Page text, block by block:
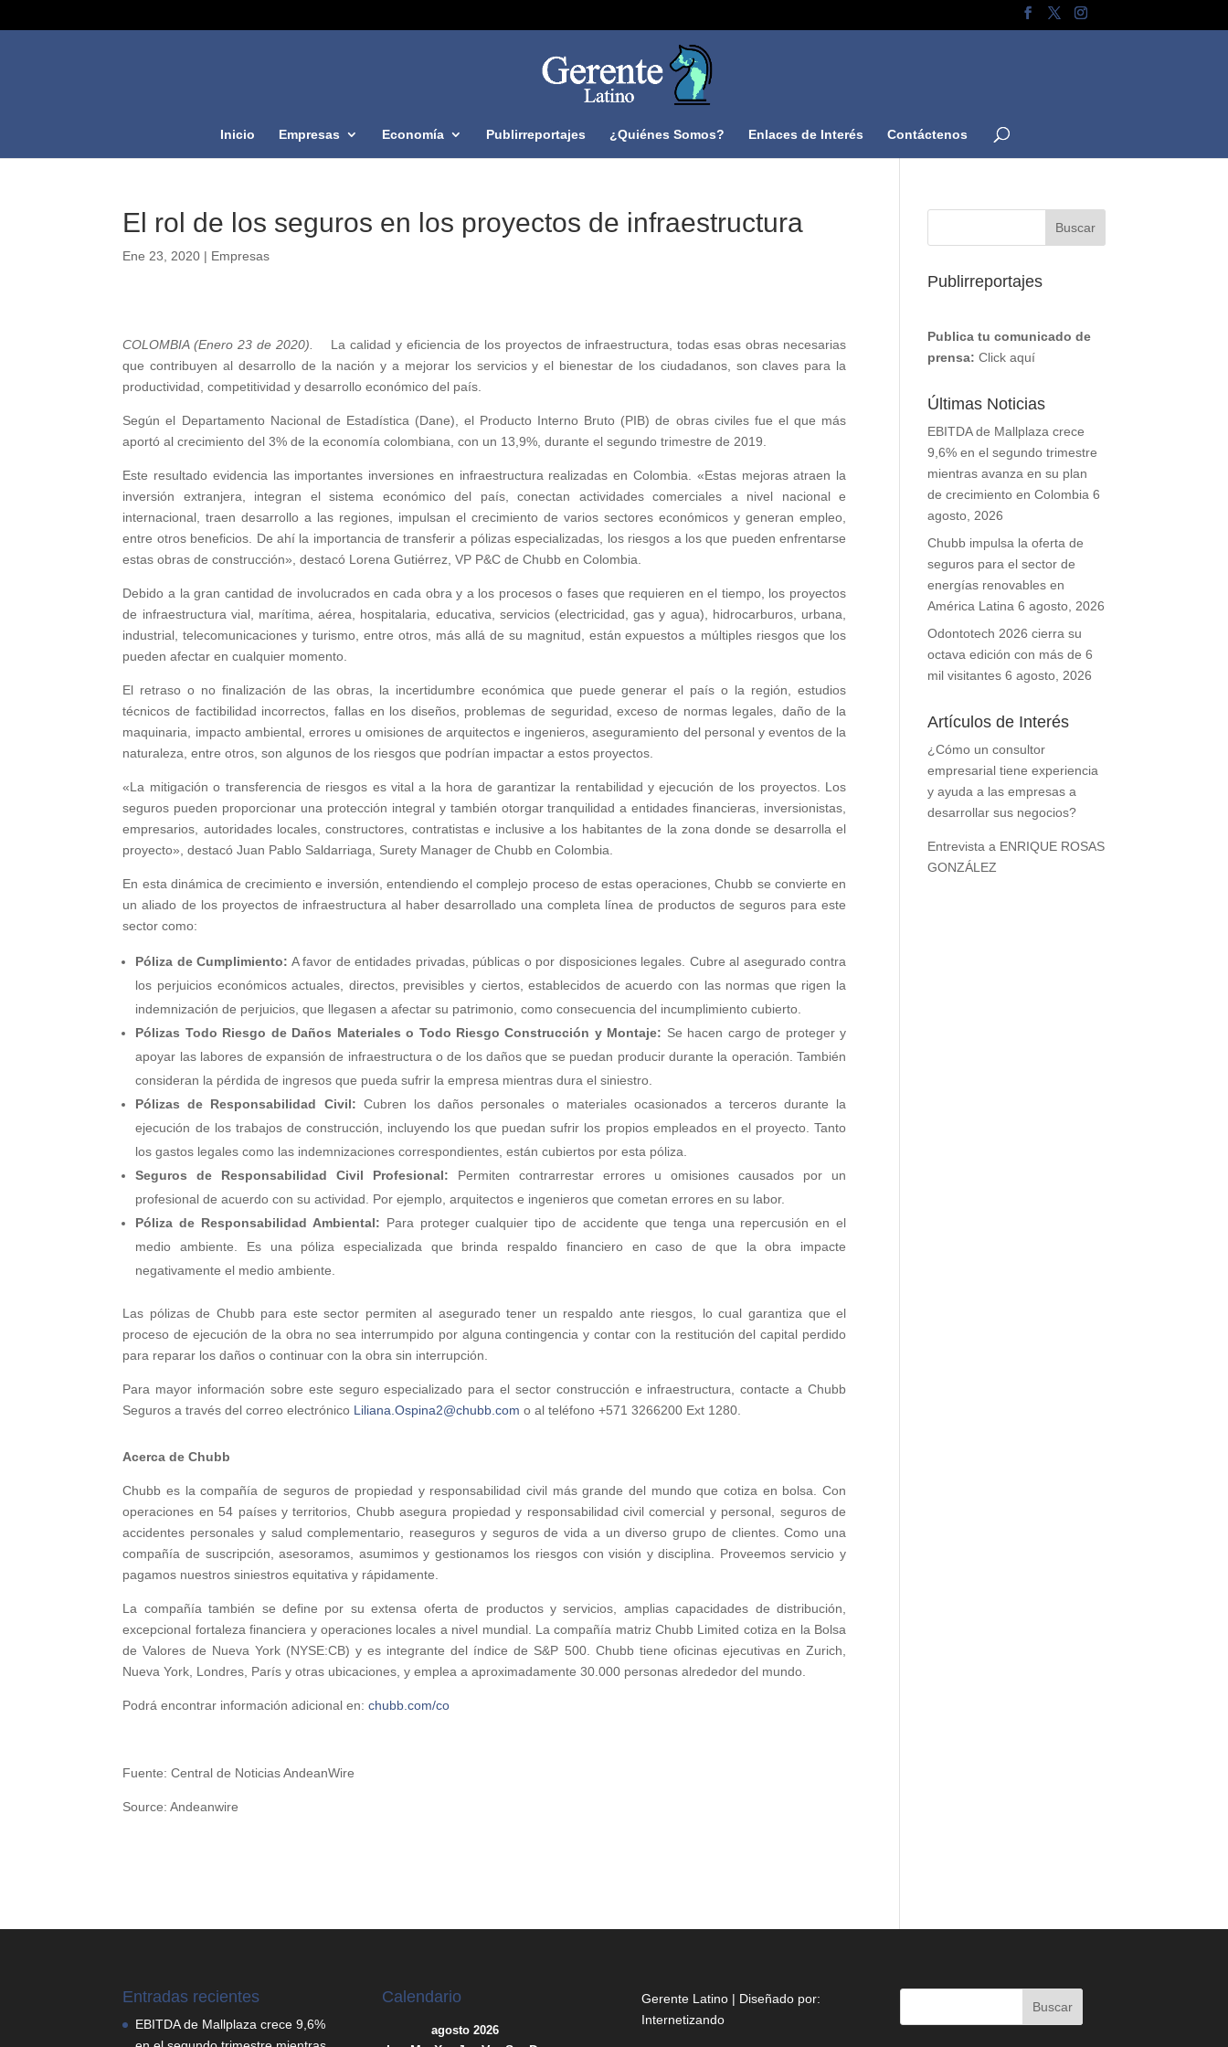
Inicio Empresas Economía Publirreportajes ¿Quiénes Somos? Enlaces de Interés Contáctenos
El rol de los seguros en los proyectos de infraestructura
Ene 23, 2020 | Empresas
COLOMBIA (Enero 23 de 2020). La calidad y eficiencia de los proyectos de infraestructura, todas esas obras necesarias
que contribuyen al desarrollo de la nación y a mejorar los servicios y el bienestar de los ciudadanos, son claves para la
productividad, competitividad y desarrollo económico del país.
Según el Departamento Nacional de Estadística (Dane), el Producto Interno Bruto (PIB) de obras civiles fue el que más
aportó al crecimiento del 3% de la economía colombiana, con un 13,9%, durante el segundo trimestre de 2019.
Este resultado evidencia las importantes inversiones en infraestructura realizadas en Colombia. «Estas mejoras atraen la
inversión extranjera, integran el sistema económico del país, conectan actividades comerciales a nivel nacional e
internacional, traen desarrollo a las regiones, impulsan el crecimiento de varios sectores económicos y generan empleo,
entre otros beneficios. De ahí la importancia de transferir a pólizas especializadas, los riesgos a los que pueden enfrentarse
estas obras de construcción», destacó Lorena Gutiérrez, VP P&C de Chubb en Colombia.
Debido a la gran cantidad de involucrados en cada obra y a los procesos o fases que requieren en el tiempo, los proyectos
de infraestructura vial, marítima, aérea, hospitalaria, educativa, servicios (electricidad, gas y agua), hidrocarburos, urbana,
industrial, telecomunicaciones y turismo, entre otros, más allá de su magnitud, están expuestos a múltiples riesgos que los
pueden afectar en cualquier momento.
El retraso o no finalización de las obras, la incertidumbre económica que puede generar el país o la región, estudios
técnicos de factibilidad incorrectos, fallas en los diseños, problemas de seguridad, exceso de normas legales, daño de la
maquinaria, impacto ambiental, errores u omisiones de arquitectos e ingenieros, aseguramiento del personal y eventos de la
naturaleza, entre otros, son algunos de los riesgos que podrían impactar a estos proyectos.
«La mitigación o transferencia de riesgos es vital a la hora de garantizar la rentabilidad y ejecución de los proyectos. Los
seguros pueden proporcionar una protección integral y también otorgar tranquilidad a entidades financieras, inversionistas,
empresarios, autoridades locales, constructores, contratistas e inclusive a los habitantes de la zona donde se desarrolla el
proyecto», destacó Juan Pablo Saldarriaga, Surety Manager de Chubb en Colombia.
En esta dinámica de crecimiento e inversión, entendiendo el complejo proceso de estas operaciones, Chubb se convierte en
un aliado de los proyectos de infraestructura al haber desarrollado una completa línea de productos de seguros para este
sector como:
Póliza de Cumplimiento: A favor de entidades privadas, públicas o por disposiciones legales. Cubre al asegurado contra
los perjuicios económicos actuales, directos, previsibles y ciertos, establecidos de acuerdo con las normas que rigen la
indemnización de perjuicios, que llegasen a afectar su patrimonio, como consecuencia del incumplimiento cubierto.
Pólizas Todo Riesgo de Daños Materiales o Todo Riesgo Construcción y Montaje: Se hacen cargo de proteger y
apoyar las labores de expansión de infraestructura o de los daños que se puedan producir durante la operación. También
consideran la pérdida de ingresos que pueda sufrir la empresa mientras dura el siniestro.
Pólizas de Responsabilidad Civil: Cubren los daños personales o materiales ocasionados a terceros durante la
ejecución de los trabajos de construcción, incluyendo los que puedan sufrir los propios empleados en el proyecto. Tanto
los gastos legales como las indemnizaciones correspondientes, están cubiertos por esta póliza.
Seguros de Responsabilidad Civil Profesional: Permiten contrarrestar errores u omisiones causados por un
profesional de acuerdo con su actividad. Por ejemplo, arquitectos e ingenieros que cometan errores en su labor.
Póliza de Responsabilidad Ambiental: Para proteger cualquier tipo de accidente que tenga una repercusión en el
medio ambiente. Es una póliza especializada que brinda respaldo financiero en caso de que la obra impacte
negativamente el medio ambiente.
Las pólizas de Chubb para este sector permiten al asegurado tener un respaldo ante riesgos, lo cual garantiza que el
proceso de ejecución de la obra no sea interrumpido por alguna contingencia y contar con la restitución del capital perdido
para reparar los daños o continuar con la obra sin interrupción.
Para mayor información sobre este seguro especializado para el sector construcción e infraestructura, contacte a Chubb
Seguros a través del correo electrónico Liliana.Ospina2@chubb.com o al teléfono +571 3266200 Ext 1280.
Acerca de Chubb
Chubb es la compañía de seguros de propiedad y responsabilidad civil más grande del mundo que cotiza en bolsa. Con
operaciones en 54 países y territorios, Chubb asegura propiedad y responsabilidad civil comercial y personal, seguros de
accidentes personales y salud complementario, reaseguros y seguros de vida a un diverso grupo de clientes. Como una
compañía de suscripción, asesoramos, asumimos y gestionamos los riesgos con visión y disciplina. Proveemos servicio y
pagamos nuestros siniestros equitativa y rápidamente.
La compañía también se define por su extensa oferta de productos y servicios, amplias capacidades de distribución,
excepcional fortaleza financiera y operaciones locales a nivel mundial. La compañía matriz Chubb Limited cotiza en la Bolsa
de Valores de Nueva York (NYSE:CB) y es integrante del índice de S&P 500. Chubb tiene oficinas ejecutivas en Zurich,
Nueva York, Londres, París y otras ubicaciones, y emplea a aproximadamente 30.000 personas alrededor del mundo.
Podrá encontrar información adicional en:chubb.com/co
Fuente: Central de Noticias AndeanWire
Source: Andeanwire
Publirreportajes
Publica tu comunicado de
prensa: Click aquí
Últimas Noticias
EBITDA de Mallplaza crece
9,6% en el segundo trimestre
mientras avanza en su plan
de crecimiento en Colombia 6
agosto, 2026
Chubb impulsa la oferta de
seguros para el sector de
energías renovables en
América Latina 6 agosto, 2026
Odontotech 2026 cierra su
octava edición con más de 6
mil visitantes 6 agosto, 2026
Artículos de Interés
¿Cómo un consultor
empresarial tiene experiencia
y ayuda a las empresas a
desarrollar sus negocios?
Entrevista a ENRIQUE ROSAS
GONZÁLEZ
Entradas recientes
EBITDA de Mallplaza crece 9,6%
Calendario
agosto 2026
Gerente Latino | Diseñado por:
Internetizando